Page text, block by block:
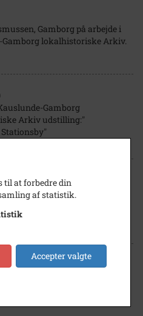
Gamborg på arbejde i
Gamborg lokalhistoriske Arkiv.
Gamborg
Arkiv udstilling:"
lokalhist. Arkiv
Middelfart
i Kauslunde-
til at forbedre din
af statistik.
Accepter valgte